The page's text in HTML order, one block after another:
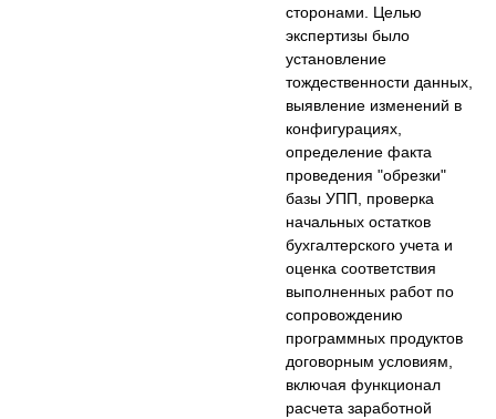
сторонами. Целью
экспертизы было
установление
тождественности данных,
выявление изменений в
конфигурациях,
определение факта
проведения "обрезки"
базы УПП, проверка
начальных остатков
бухгалтерского учета и
оценка соответствия
выполненных работ по
сопровождению
программных продуктов
договорным условиям,
включая функционал
расчета заработной